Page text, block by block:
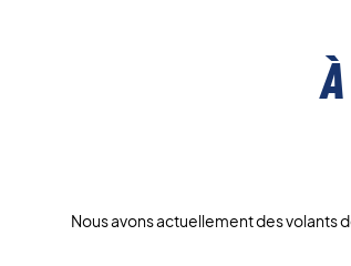
Nous avons actuellement des volants